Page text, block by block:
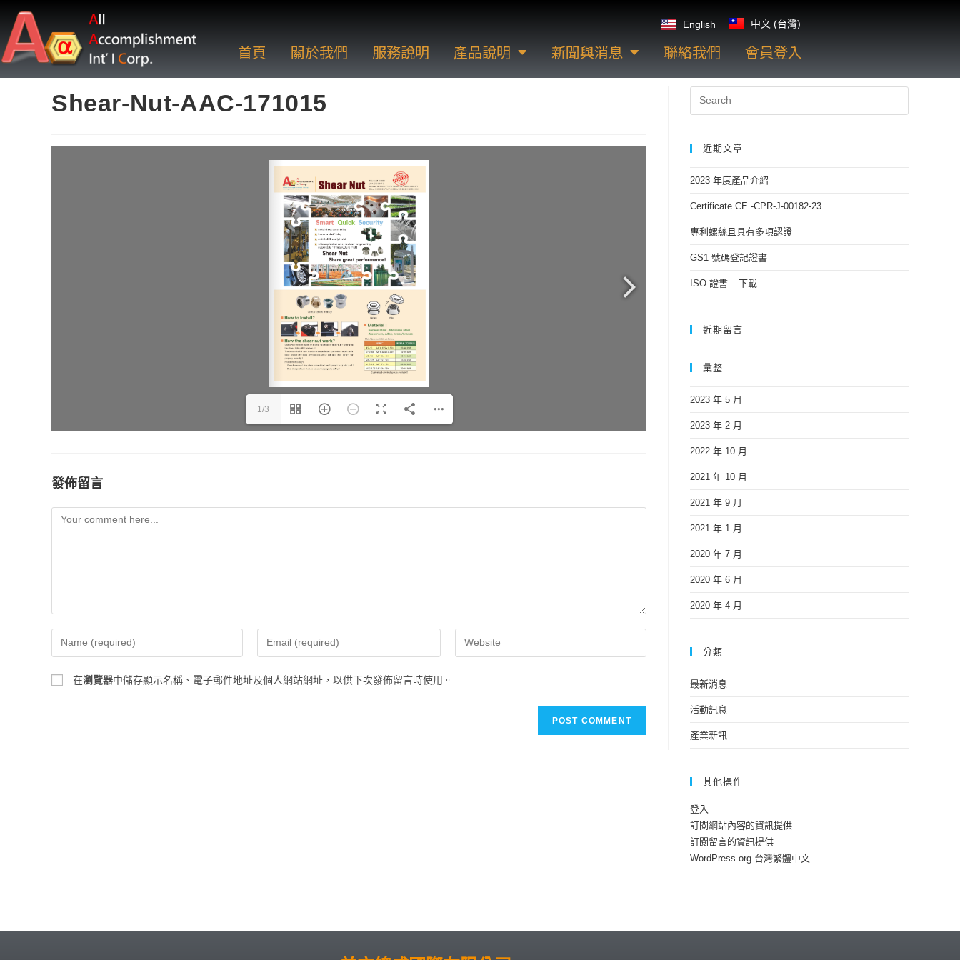
English 中文 (台灣)
首頁 關於我們 服務說明 產品說明 新聞與消息 聯絡我們 會員登入
Shear-Nut-AAC-171015
1/3
發佈留言
在瀏覽器中儲存顯示名稱、電子郵件地址及個人網站網址，以供下次發佈留言時使用。
近期文章
2023 年度產品介紹
Certificate CE -CPR-J-00182-23
專利螺絲且具有多項認證
GS1 號碼登記證書
ISO 證書 – 下載
近期留言
彙整
2023 年 5 月
2023 年 2 月
2022 年 10 月
2021 年 10 月
2021 年 9 月
2021 年 1 月
2020 年 7 月
2020 年 6 月
2020 年 4 月
分類
最新消息
活動訊息
產業新訊
其他操作
登入
訂閱網站內容的資訊提供
訂閱留言的資訊提供
WordPress.org 台灣繁體中文